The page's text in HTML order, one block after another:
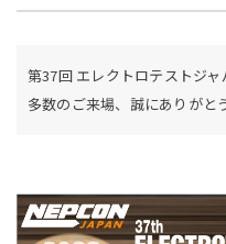
第37回 エレクトロテストジャ
多数のご来場、誠にありがと